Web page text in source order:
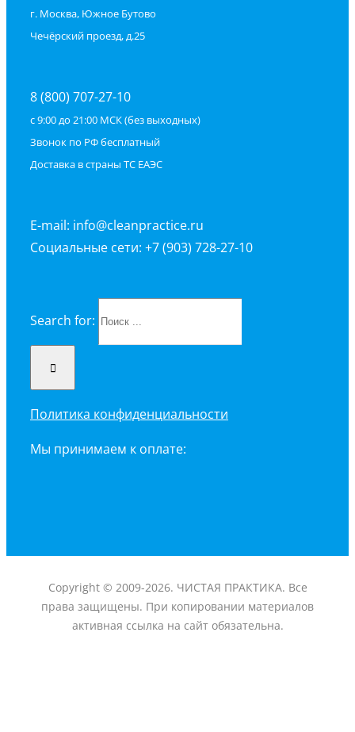
г. Москва, Южное Бутово
Чечёрский проезд, д.25
8 (800) 707-27-10
с 9:00 до 21:00 МСК (без выходных)
Звонок по РФ бесплатный
Доставка в страны ТС ЕАЭС
E-mail: info@cleanpractice.ru
Социальные сети: +7 (903) 728-27-10
Search for:
Политика конфиденциальности
Мы принимаем к оплате:
Copyright © 2009-2026. ЧИСТАЯ ПРАКТИКА. Все
права защищены. При копировании материалов
активная ссылка на сайт обязательна.